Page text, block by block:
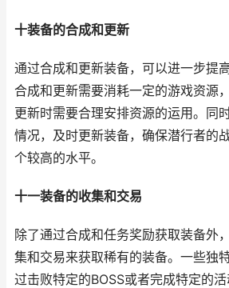
十装备的合成和更新
通过合成和更新装备，可以进一步提
合成和更新需要消耗一定的游戏资源
更新时需要合理安排资源的运用。同
情况，及时更新装备，确保潜行者的
个较高的水平。
十一装备的收集和交易
除了通过合成和任务奖励获取装备外
集和交易来获取稀有的装备。一些独
过击败特定的BOSS或者完成特定的